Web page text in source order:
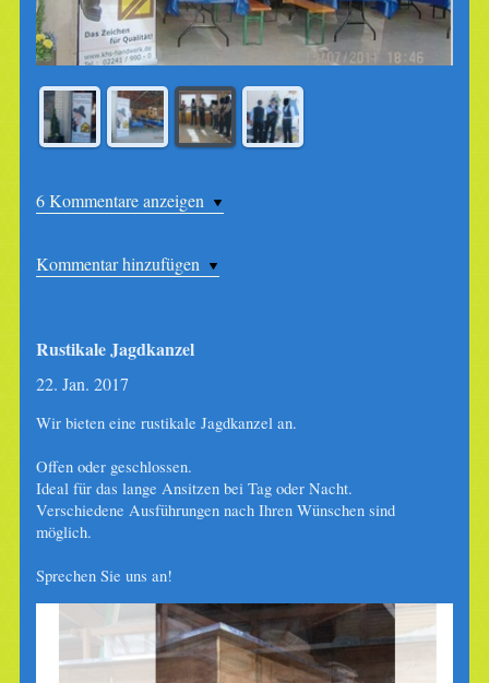
6 Kommentare anzeigen
Kommentar hinzufügen
Rustikale Jagdkanzel
22. Jan. 2017
Wir bieten eine rustikale Jagdkanzel an.
Offen oder geschlossen.
Ideal für das lange Ansitzen bei Tag oder Nacht.
Verschiedene Ausführungen nach Ihren Wünschen sind
möglich.
Sprechen Sie uns an!